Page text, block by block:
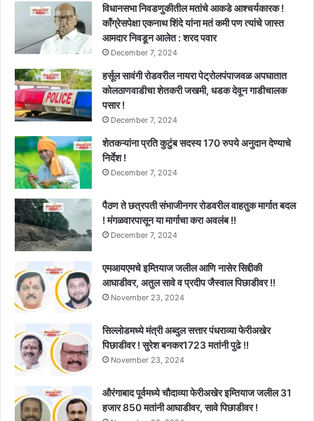
विधानसभा निवडणुकीतील मतांचे आकडे आश्चर्यकारक !
काँग्रेसपेक्षा एकनाथ शिंदे यांना मतं कमी पण त्यांचे जास्त
आमदार निवडून आलेत : शरद पवार
December 7, 2024
हर्सूल सावंगी रोडवरील नायरा पेट्रोलपंपाजवळ अपघातात
कोलठाणवाडीचा शेतकरी जखमी, धडक देवून गाडीचालक
पसार !
December 7, 2024
शेतकऱ्यांना प्रति कुटुंब सदस्य 170 रुपये अनुदान देण्याचे
निर्देश !
December 7, 2024
पैठण ते छत्रपती संभाजीनगर रोडवरील वाहतुक मार्गात बदल
! मंगळवारपासून या मार्गाचा करा अवलंब !!
December 7, 2024
एमआयएमचे इम्तियाज जलील आणि नासेर सिद्दीकी
आघाडीवर, अतुल सावे व प्रदीप जैस्वाल पिछाडीवर !!
November 23, 2024
सिल्लोडमध्ये मंत्री अब्दुल सत्तार पंधराव्या फेरीअखेर
पिछाडीवर ! सुरेश बनकर1723 मतांनी पुढे !!
November 23, 2024
औरंगाबाद पूर्वमध्ये चौदाव्या फेरीअखेर इम्तियाज जलील 31
हजार 850 मतांनी आघाडीवर, सावे पिछाडीवर !